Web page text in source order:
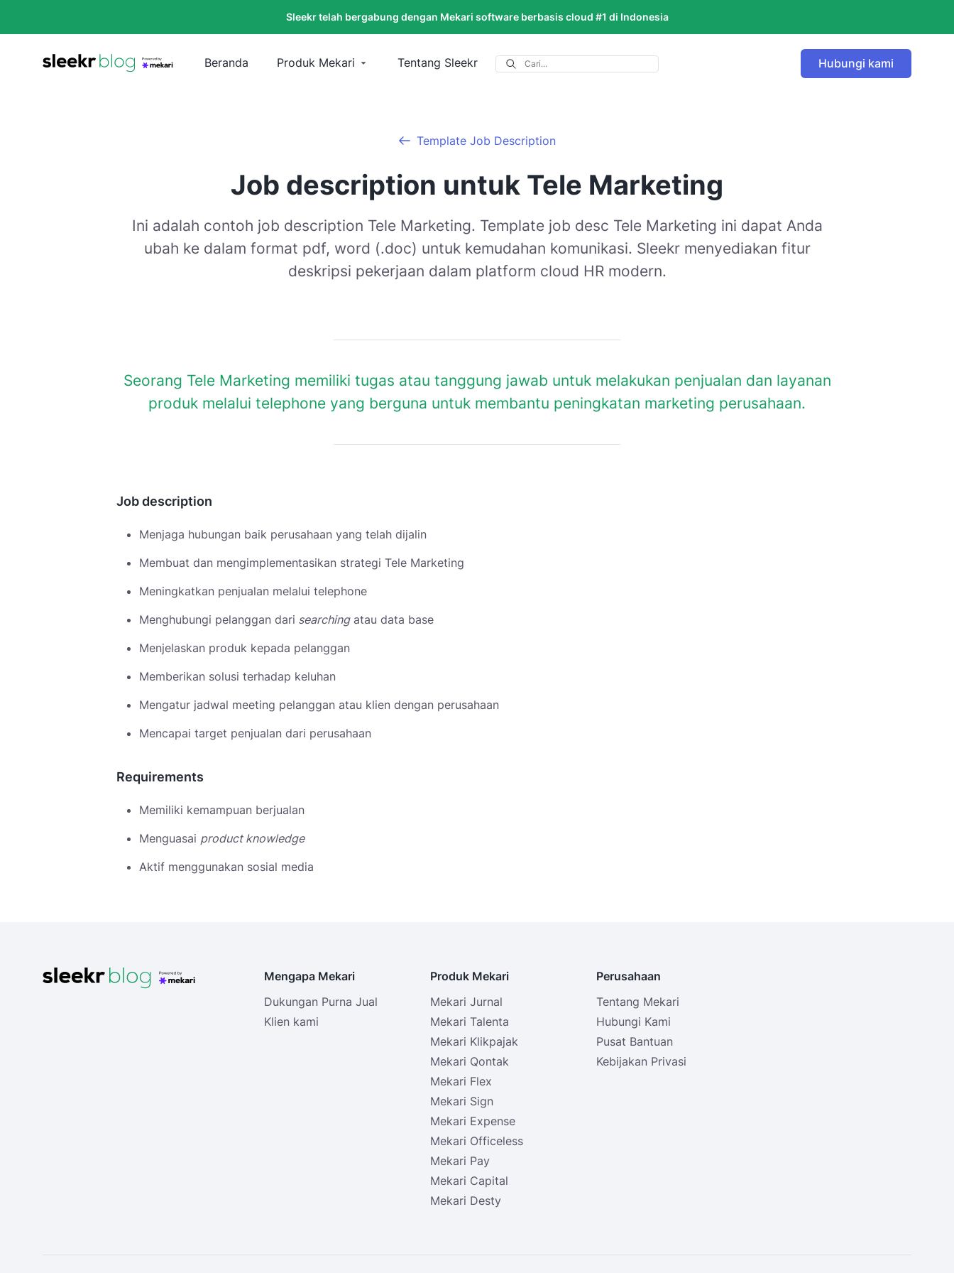
Sleekr telah bergabung dengan Mekari software berbasis cloud #1 di Indonesia
Beranda Produk Mekari Tentang Sleekr Hubungi kami
Template Job Description
Job description untuk Tele Marketing
Ini adalah contoh job description Tele Marketing. Template job desc Tele Marketing ini dapat Anda
ubah ke dalam format pdf, word (.doc) untuk kemudahan komunikasi. Sleekr menyediakan fitur
deskripsi pekerjaan dalam platform cloud HR modern.
Seorang Tele Marketing memiliki tugas atau tanggung jawab untuk melakukan penjualan dan layanan
produk melalui telephone yang berguna untuk membantu peningkatan marketing perusahaan.
Job description
Menjaga hubungan baik perusahaan yang telah dijalin
Membuat dan mengimplementasikan strategi Tele Marketing
Meningkatkan penjualan melalui telephone
Menghubungi pelanggan dari searchingatau data base
Menjelaskan produk kepada pelanggan
Memberikan solusi terhadap keluhan
Mengatur jadwal meeting pelanggan atau klien dengan perusahaan
Mencapai target penjualan dari perusahaan
Requirements
Memiliki kemampuan berjualan
Menguasai product knowledge
Aktif menggunakan sosial media
Mengapa Mekari
Dukungan Purna Jual
Klien kami
Produk Mekari
Mekari Jurnal
Mekari Talenta
Mekari Klikpajak
Mekari Qontak
Mekari Flex
Mekari Sign
Mekari Expense
Mekari Officeless
Mekari Pay
Mekari Capital
Mekari Desty
Perusahaan
Tentang Mekari
Hubungi Kami
Pusat Bantuan
Kebijakan Privasi